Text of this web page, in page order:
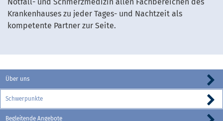
Notfall- und Schmerzmedizin allen Fachbereichen des
Krankenhauses zu jeder Tages- und Nachtzeit als
kompetente Partner zur Seite.
Über uns
Schwerpunkte